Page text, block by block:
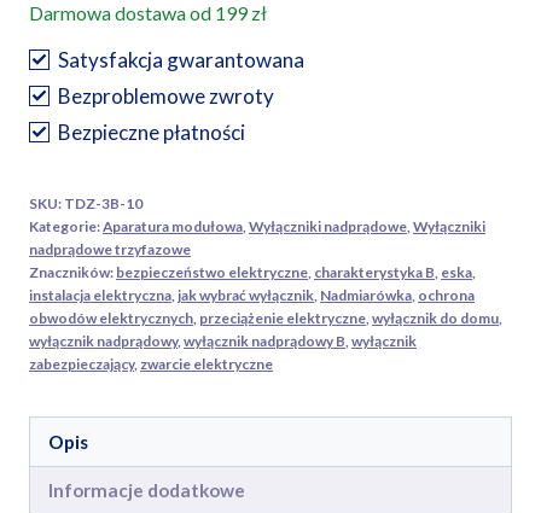
B10
6kA
3-
polowy,
10
TRACON
Darmowa dostawa od 199 zł
Satysfakcja gwarantowana
Bezproblemowe zwroty
Bezpieczne płatności
SKU: TDZ-3B-10
Kategorie:Aparatura modułowa, Wyłączniki nadprądowe, Wyłączniki
nadprądowe trzyfazowe
Znaczników: bezpieczeństwo elektryczne, charakterystyka B, eska,
instalacja elektryczna, jak wybrać wyłącznik, Nadmiarówka, ochrona
obwodów elektrycznych, przeciążenie elektryczne, wyłącznik do domu,
wyłącznik nadprądowy, wyłącznik nadprądowy B, wyłącznik
zabezpieczający, zwarcie elektryczne
Opis
Informacje dodatkowe